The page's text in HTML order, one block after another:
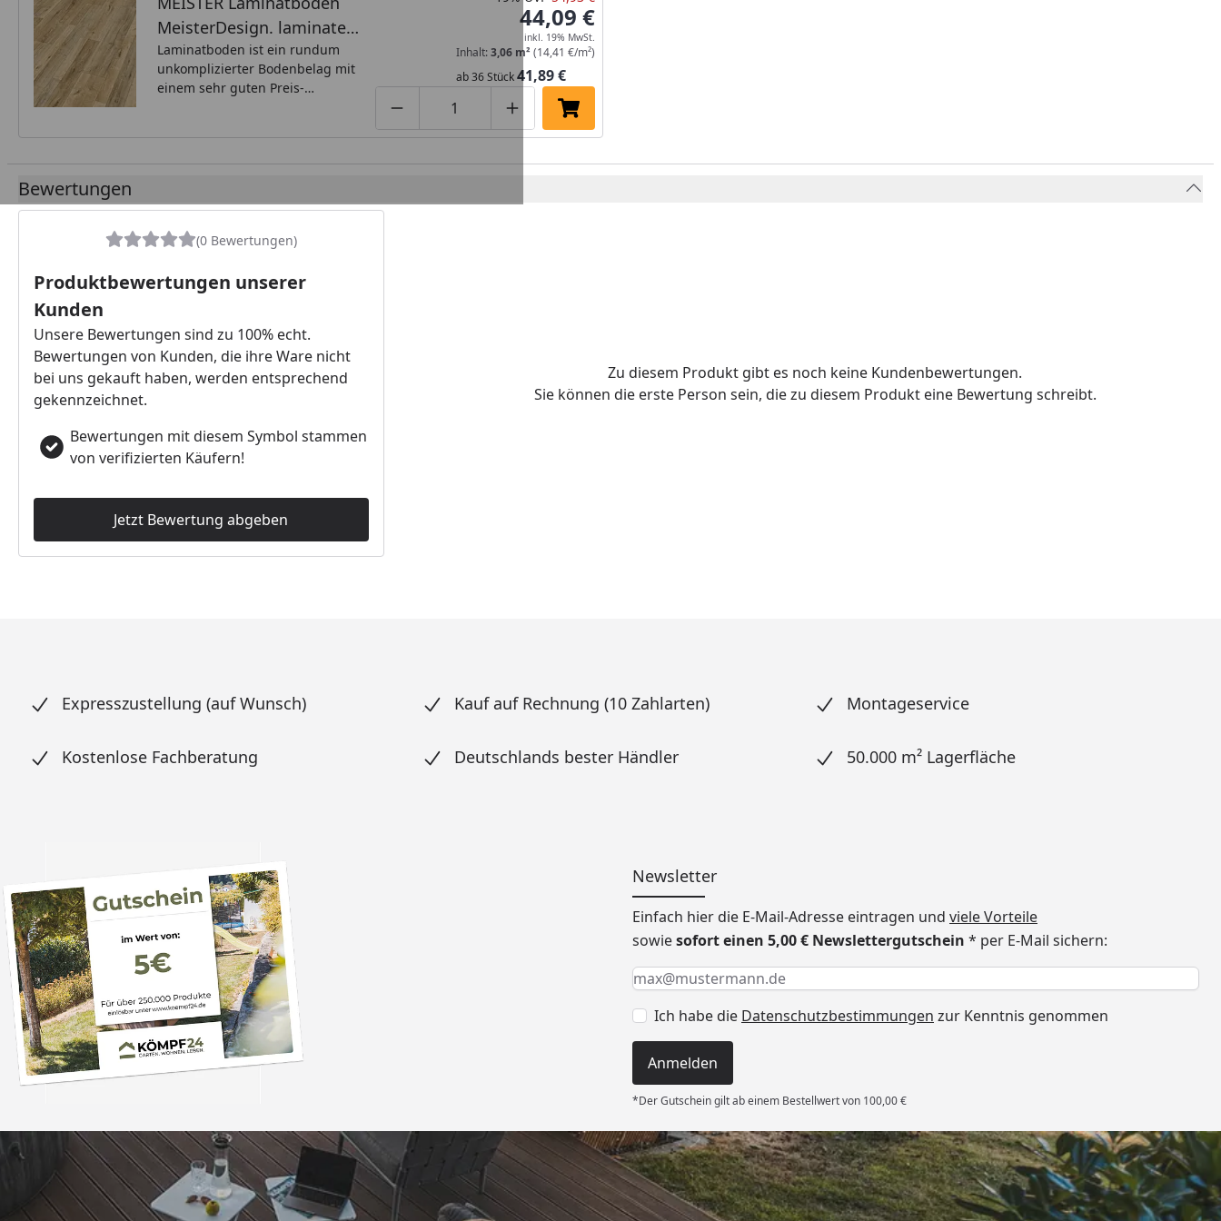
MeisterDesign. laminate
LD 55 Eiche Bayfield 1-/2-
S 6679 - 1288 mm
Laminatboden ist ein rundum
unkomplizierter Bodenbelag mit
einem sehr guten Preis-
widerstandsfähigen Fußboden
garantiert!
Produktmenge um eins verringern
Produktmenge manuell eingeben
Produktmenge um eins erhöhen
In den Einkaufswagen legen
44,09 €
inkl. 19% MwSt.
Inhalt:3,06 m² (14,41 €/m²)
ab 36 Stück41,89 €
Bewertungen
(0 Bewertungen)
Produktbewertungen unserer
Kunden
Unsere Bewertungen sind zu 100% echt.
Bewertungen von Kunden, die ihre Ware nicht
bei uns gekauft haben, werden entsprechend
gekennzeichnet.
Bewertungen mit diesem Symbol stammen
von verifizierten Käufern!
Jetzt Bewertung abgeben
Zu diesem Produkt gibt es noch keine Kundenbewertungen.
Sie können die erste Person sein, die zu diesem Produkt eine Bewertung schreibt.
Expresszustellung (auf Wunsch) Kauf auf Rechnung (10 Zahlarten) Montageservice
Kostenlose Fachberatung Deutschlands bester Händler 50.000 m² Lagerfläche
Newsletter
Einfach hier die E-Mail-Adresse eintragen und viele Vorteile
sowiesofort einen 5,00 € Newslettergutschein * per E-Mail sichern:
Keine Eingabe erforderlich
Eingabe erforderlich
E-Mail *
Ich habe die Datenschutzbestimmungen zur Kenntnis genommen
Anmelden
*Der Gutschein gilt ab einem Bestellwert von 100,00 €
Trusted Shops Versand